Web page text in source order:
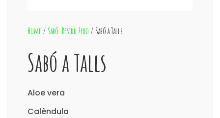
Home / Sabó-Residu Zero / Sabó a Talls
Sabó a Talls
Aloe vera
Calèndula